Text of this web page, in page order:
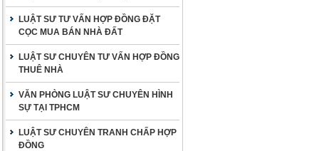
LUẬT SƯ TƯ VẤN HỢP ĐỒNG ĐẶT
CỌC MUA BÁN NHÀ ĐẤT
LUẬT SƯ CHUYÊN TƯ VẤN HỢP ĐỒNG
THUÊ NHÀ
VĂN PHÒNG LUẬT SƯ CHUYÊN HÌNH
SỰ TẠI TPHCM
LUẬT SƯ CHUYÊN TRANH CHẤP HỢP
ĐỒNG